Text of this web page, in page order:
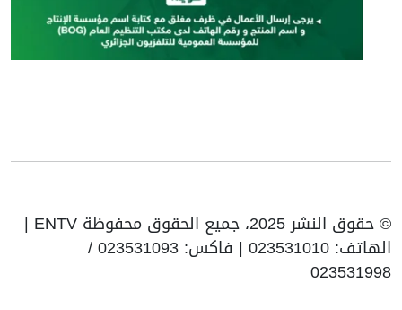
© حقوق النشر 2025، جميع الحقوق محفوظة ENTV |
الهاتف: 023531010 | فاكس: 023531093 /
023531998